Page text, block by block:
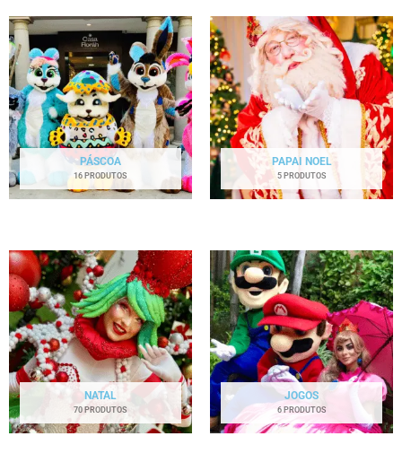
PÁSCOA
16 PRODUTOS
PAPAI NOEL
5 PRODUTOS
NATAL
70 PRODUTOS
JOGOS
6 PRODUTOS